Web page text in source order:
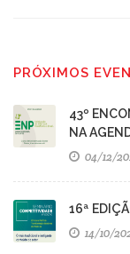
PRÓXIMOS
43º
NA
04/12/
16ª
14/10/